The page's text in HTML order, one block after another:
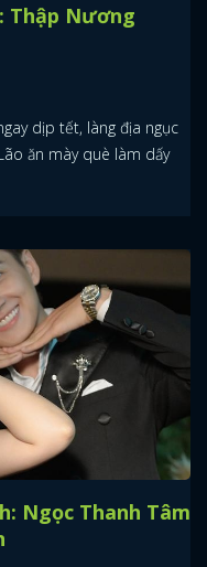
Thập Nương
dịp tết, làng địa ngục
ăn mày què làm dấy
Ngọc Thanh Tâm